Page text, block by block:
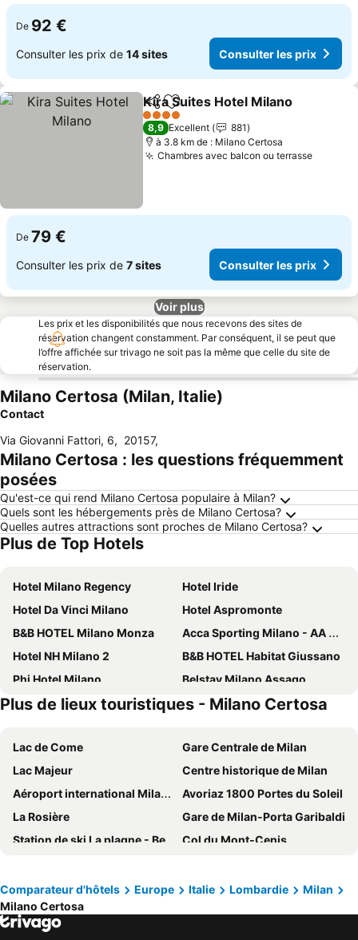
De 92 €
Consulter les prix de 14 sites Consulter les prix
PartagerAjouter à mes favoris
Kira Suites Hotel Milano
4 Étoiles
8,9 Excellent
881
à 3.8 km de : Milano Certosa
Chambres avec balcon ou terrasse
De 79 €
Consulter les prix de 7 sites Consulter les prix
Voir plus
Les prix et les disponibilités que nous recevons des sites de
réservation changent constamment. Par conséquent, il se peut que
l’offre affichée sur trivago ne soit pas la même que celle du site de
réservation.
Milano Certosa (Milan, Italie)
Contact
Via Giovanni Fattori, 6, 20157,
Milano Certosa : les questions fréquemment
posées
Qu'est-ce qui rend Milano Certosa populaire à Milan?
Quels sont les hébergements près de Milano Certosa?
Quelles autres attractions sont proches de Milano Certosa?
Plus de Top Hotels
Hotel Milano Regency
Hotel Iride
Hotel Da Vinci Milano
Hotel Aspromonte
B&B HOTEL Milano Monza
Acca Sporting Milano - AA Hotels
Hotel NH Milano 2
B&B HOTEL Habitat Giussano
Phi Hotel Milano
Belstay Milano Assago
aparto Milan Durando
a&o Milano Ca Granda
Courtyard Milano Linate
Royal Garden Hotel
IH Hotels Milano Centrale
Hotel Degli Arcimboldi
Cosmo Hotel Palace
21 House of Stories Navigli
AS Hotel Dei Giovi
AN Hotel Milano San Donato
Golf Hotel Milano
Sheraton Milan San Siro
Quark Hotel Milano
ibis Milano Fiera
Hotel Morfeo Milano
Milan Suite Hotel
Plus de lieux touristiques - Milano Certosa
Lac de Come
Gare Centrale de Milan
Lac Majeur
Centre historique de Milan
Aéroport international Milan Malpensa - Silvio Berlusconi
Avoriaz 1800 Portes du Soleil
La Rosière
Gare de Milan-Porta Garibaldi
Station de ski La plagne - Belle plagne
Col du Mont-Cenis
La Spezia Central Station
Piazza del Duomo
Gare de Porta Susa
Port de Gênes
Comparateur d'hôtels Europe Italie Lombardie
Milan
Milano Certosa